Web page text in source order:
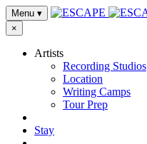
Menu ▾
×
Artists
Recording Studios
Location
Writing Camps
Tour Prep
Stay